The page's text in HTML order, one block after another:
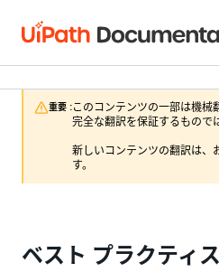
重要 :このコンテンツの一部は機械
完全な翻訳を保証するもので
新しいコンテンツの翻訳は、
す。
ベスト プラクティス